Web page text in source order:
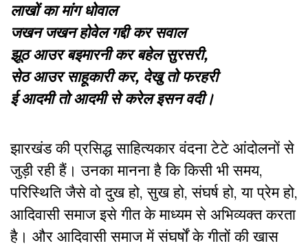
लाखों का मांग धोवाल
जखन जखन होवेल गद्दी कर सवाल
झूठ आउर बइमारनी कर बहेल सुरसरी,
सेठ आउर साहूकारी कर, देखु तो फरहरी
ई आदमी तो आदमी से करेल इसन वदी।
झारखंड की प्रसिद्ध साहित्यकार वंदना टेटे आंदोलनों से
जुड़ी रही हैं। उनका मानना है कि किसी भी समय,
परिस्थिति जैसे वो दुख हो, सुख हो, संघर्ष हो, या प्रेम हो,
आदिवासी समाज इसे गीत के माध्यम से अभिव्यक्त करता
है। और आदिवासी समाज में संघर्षों के गीतों की खास